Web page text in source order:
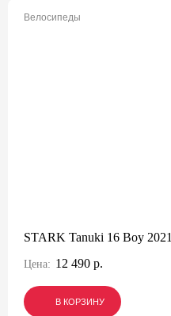
Велосипеды
STARK Tanuki 16 Boy 2021
Цена: 12 490 р.
В КОРЗИНУ
В КОРЗИНУ
В КОРЗИНУ